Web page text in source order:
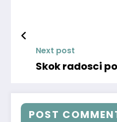
Next post
Skok radosci
POST